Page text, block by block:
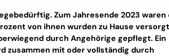
Zum Jahresende 2023 waren
von ihnen wurden zu Hause
durch Angehörige gepflegt. Ein
zusammen mit oder vollständig durch